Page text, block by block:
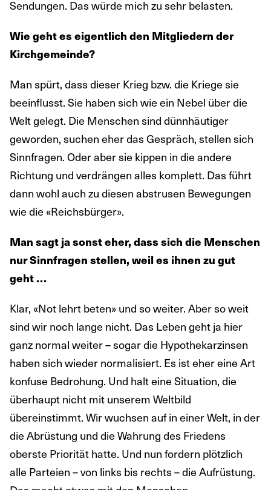
Sendungen. Das würde mich zu sehr belasten.
Wie geht es eigentlich den Mitgliedern der
Kirchgemeinde?
Man spürt, dass dieser Krieg bzw. die Kriege sie
beeinflusst. Sie haben sich wie ein Nebel über die
Welt gelegt. Die Menschen sind dünnhäutiger
geworden, suchen eher das Gespräch, stellen sich
Sinnfragen. Oder aber sie kippen in die andere
Richtung und verdrängen alles komplett. Das führt
dann wohl auch zu diesen abstrusen Bewegungen
wie die «Reichsbürger».
Man sagt ja sonst eher, dass sich die Menschen
nur Sinnfragen stellen, weil es ihnen zu gut
geht …
Klar, «Not lehrt beten» und so weiter. Aber so weit
sind wir noch lange nicht. Das Leben geht ja hier
ganz normal weiter – sogar die Hypothekarzinsen
haben sich wieder normalisiert. Es ist eher eine Art
konfuse Bedrohung. Und halt eine Situation, die
überhaupt nicht mit unserem Weltbild
übereinstimmt. Wir wuchsen auf in einer Welt, in der
die Abrüstung und die Wahrung des Friedens
oberste Priorität hatte. Und nun fordern plötzlich
alle Parteien – von links bis rechts – die Aufrüstung.